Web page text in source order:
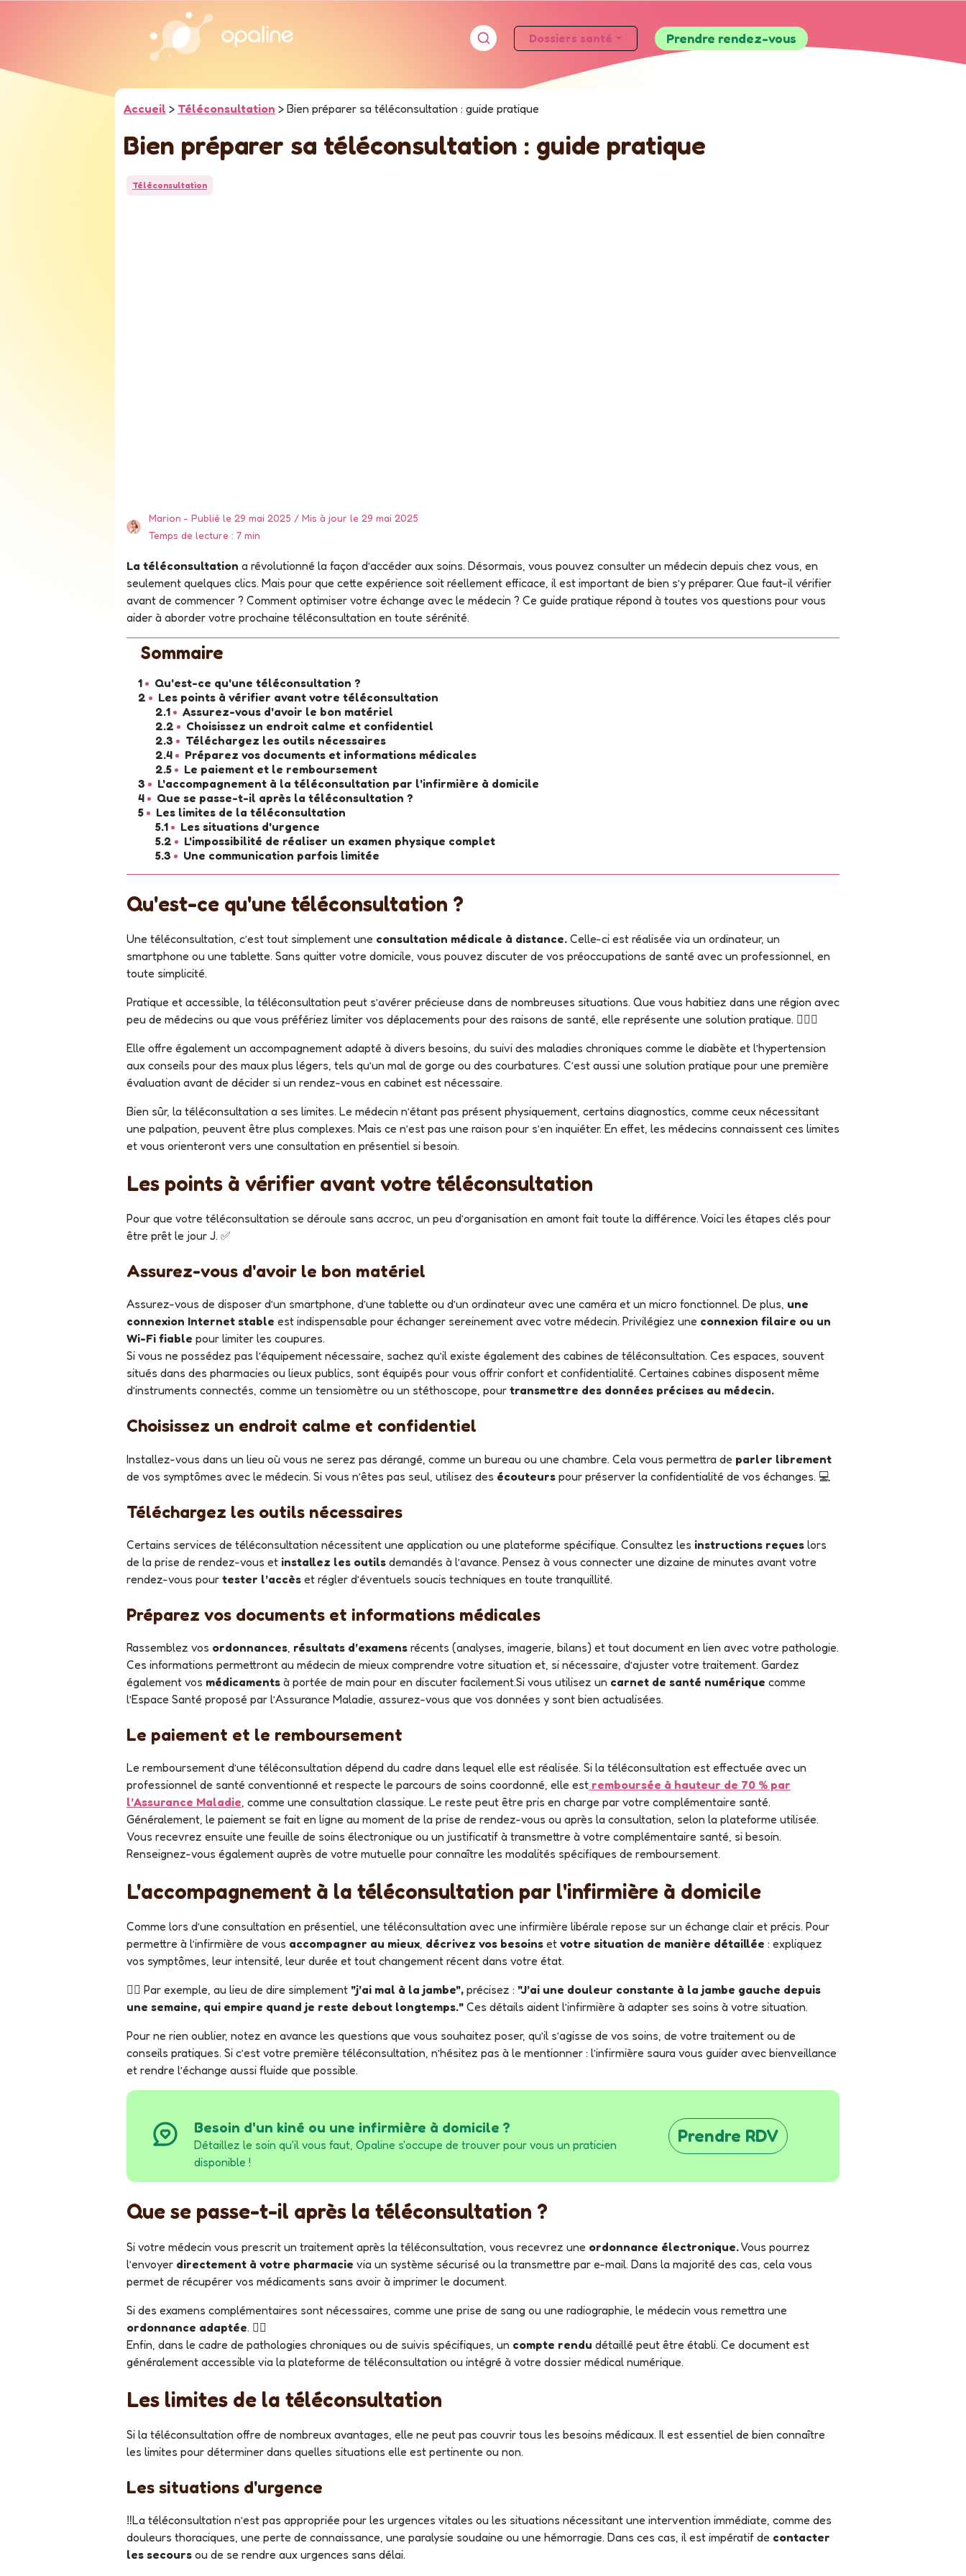
Dossiers santé Prendre rendez-vous
Accueil > Téléconsultation > Bien préparer sa téléconsultation : guide pratique
Bien préparer sa téléconsultation : guide pratique
Téléconsultation
Marion Publié le 29 mai 2025
Mis à jour le 29 mai 2025
Temps de lecture : 7 min
La téléconsultation a révolutionné la façon d’accéder aux soins. Désormais, vous pouvez consulter un médecin depuis chez vous, en
seulement quelques clics. Mais pour que cette expérience soit réellement efficace, il est important de bien s’y préparer. Que faut-il vérifier
avant de commencer ? Comment optimiser votre échange avec le médecin ? Ce guide pratique répond à toutes vos questions pour vous
aider à aborder votre prochaine téléconsultation en toute sérénité.
Sommaire
1 • Qu'est-ce qu'une téléconsultation ?
2 • Les points à vérifier avant votre téléconsultation
2.1 • Assurez-vous d'avoir le bon matériel
2.2 • Choisissez un endroit calme et confidentiel
2.3 • Téléchargez les outils nécessaires
2.4 • Préparez vos documents et informations médicales
2.5 • Le paiement et le remboursement
3 • L'accompagnement à la téléconsultation par l'infirmière à domicile
4 • Que se passe-t-il après la téléconsultation ?
5 • Les limites de la téléconsultation
5.1 • Les situations d'urgence
5.2 • L'impossibilité de réaliser un examen physique complet
5.3 • Une communication parfois limitée
Qu'est-ce qu'une téléconsultation ?
Une téléconsultation, c’est tout simplement une consultation médicale à distance. Celle-ci est réalisée via un ordinateur, un
smartphone ou une tablette. Sans quitter votre domicile, vous pouvez discuter de vos préoccupations de santé avec un professionnel, en
toute simplicité.
Pratique et accessible, la téléconsultation peut s’avérer précieuse dans de nombreuses situations. Que vous habitiez dans une région avec
peu de médecins ou que vous préfériez limiter vos déplacements pour des raisons de santé, elle représente une solution pratique. 👩🏻‍⚕️
Elle offre également un accompagnement adapté à divers besoins, du suivi des maladies chroniques comme le diabète et l’hypertension
aux conseils pour des maux plus légers, tels qu’un mal de gorge ou des courbatures. C’est aussi une solution pratique pour une première
évaluation avant de décider si un rendez-vous en cabinet est nécessaire.
Bien sûr, la téléconsultation a ses limites. Le médecin n’étant pas présent physiquement, certains diagnostics, comme ceux nécessitant
une palpation, peuvent être plus complexes. Mais ce n’est pas une raison pour s’en inquiéter. En effet, les médecins connaissent ces limites
et vous orienteront vers une consultation en présentiel si besoin.
Les points à vérifier avant votre téléconsultation
Pour que votre téléconsultation se déroule sans accroc, un peu d’organisation en amont fait toute la différence. Voici les étapes clés pour
être prêt le jour J. ✅
Assurez-vous d'avoir le bon matériel
Assurez-vous de disposer d’un smartphone, d’une tablette ou d’un ordinateur avec une caméra et un micro fonctionnel. De plus, une
connexion Internet stable est indispensable pour échanger sereinement avec votre médecin. Privilégiez une connexion filaire ou un
Wi-Fi fiable pour limiter les coupures.
Si vous ne possédez pas l’équipement nécessaire, sachez qu’il existe également des cabines de téléconsultation. Ces espaces, souvent
situés dans des pharmacies ou lieux publics, sont équipés pour vous offrir confort et confidentialité. Certaines cabines disposent même
d’instruments connectés, comme un tensiomètre ou un stéthoscope, pour transmettre des données précises au médecin.
Choisissez un endroit calme et confidentiel
Installez-vous dans un lieu où vous ne serez pas dérangé, comme un bureau ou une chambre. Cela vous permettra de parler librement
de vos symptômes avec le médecin. Si vous n’êtes pas seul, utilisez des écouteurs pour préserver la confidentialité de vos échanges. 💻
Téléchargez les outils nécessaires
Certains services de téléconsultation nécessitent une application ou une plateforme spécifique. Consultez les instructions reçues lors
de la prise de rendez-vous et installez les outils demandés à l’avance. Pensez à vous connecter une dizaine de minutes avant votre
rendez-vous pour tester l’accès et régler d’éventuels soucis techniques en toute tranquillité.
Préparez vos documents et informations médicales
Rassemblez vos ordonnances, résultats d’examens récents (analyses, imagerie, bilans) et tout document en lien avec votre pathologie.
Ces informations permettront au médecin de mieux comprendre votre situation et, si nécessaire, d’ajuster votre traitement. Gardez
également vos médicaments à portée de main pour en discuter facilement.Si vous utilisez un carnet de santé numérique comme
l’Espace Santé proposé par l’Assurance Maladie, assurez-vous que vos données y sont bien actualisées.
Le paiement et le remboursement
Le remboursement d’une téléconsultation dépend du cadre dans lequel elle est réalisée. Si la téléconsultation est effectuée avec un
professionnel de santé conventionné et respecte le parcours de soins coordonné, elle est remboursée à hauteur de 70 % par
l’Assurance Maladie, comme une consultation classique. Le reste peut être pris en charge par votre complémentaire santé.
Généralement, le paiement se fait en ligne au moment de la prise de rendez-vous ou après la consultation, selon la plateforme utilisée.
Vous recevrez ensuite une feuille de soins électronique ou un justificatif à transmettre à votre complémentaire santé, si besoin.
Renseignez-vous également auprès de votre mutuelle pour connaître les modalités spécifiques de remboursement.
L'accompagnement à la téléconsultation par l'infirmière à domicile
Comme lors d’une consultation en présentiel, une téléconsultation avec une infirmière libérale repose sur un échange clair et précis. Pour
permettre à l’infirmière de vous accompagner au mieux, décrivez vos besoins et votre situation de manière détaillée : expliquez
vos symptômes, leur intensité, leur durée et tout changement récent dans votre état.
👉🏻 Par exemple, au lieu de dire simplement "j’ai mal à la jambe", précisez : "J’ai une douleur constante à la jambe gauche depuis
une semaine, qui empire quand je reste debout longtemps." Ces détails aident l’infirmière à adapter ses soins à votre situation.
Pour ne rien oublier, notez en avance les questions que vous souhaitez poser, qu’il s’agisse de vos soins, de votre traitement ou de
conseils pratiques. Si c’est votre première téléconsultation, n’hésitez pas à le mentionner : l’infirmière saura vous guider avec bienveillance
et rendre l’échange aussi fluide que possible.
Besoin d'un kiné ou une infirmière à domicile ?
Détaillez le soin qu'il vous faut, Opaline s'occupe de trouver pour vous un praticien
disponible !
Prendre RDV
Que se passe-t-il après la téléconsultation ?
Si votre médecin vous prescrit un traitement après la téléconsultation, vous recevrez une ordonnance électronique.Vous pourrez
l’envoyer directement à votre pharmacie via un système sécurisé ou la transmettre par e-mail. Dans la majorité des cas, cela vous
permet de récupérer vos médicaments sans avoir à imprimer le document.
Si des examens complémentaires sont nécessaires, comme une prise de sang ou une radiographie, le médecin vous remettra une
ordonnance adaptée. ✍🏻
Enfin, dans le cadre de pathologies chroniques ou de suivis spécifiques, un compte rendu détaillé peut être établi. Ce document est
généralement accessible via la plateforme de téléconsultation ou intégré à votre dossier médical numérique.
Les limites de la téléconsultation
Si la téléconsultation offre de nombreux avantages, elle ne peut pas couvrir tous les besoins médicaux. Il est essentiel de bien connaître
les limites pour déterminer dans quelles situations elle est pertinente ou non.
Les situations d'urgence
‼️La téléconsultation n’est pas appropriée pour les urgences vitales ou les situations nécessitant une intervention immédiate, comme des
douleurs thoraciques, une perte de connaissance, une paralysie soudaine ou une hémorragie. Dans ces cas, il est impératif de contacter
les secours ou de se rendre aux urgences sans délai.